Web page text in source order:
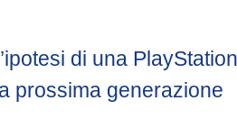
di una PlayStation
prossima generazione